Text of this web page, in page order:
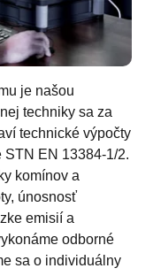
je našou
techniky sa za
technické výpočty
STN EN 13384-1/2.
komínov a
únosnosť
emisií a
odborné
sa o individuálny